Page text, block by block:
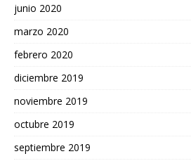
junio 2020
marzo 2020
febrero 2020
diciembre 2019
noviembre 2019
octubre 2019
septiembre 2019